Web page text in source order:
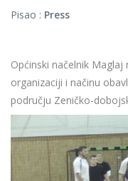
Pisao : Press
Općinski načelnik
organizaciji i načinu
području Zeničko-
Više...